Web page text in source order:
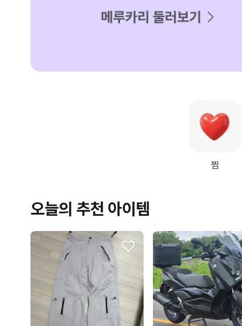
찜
오늘의 추천 아이템